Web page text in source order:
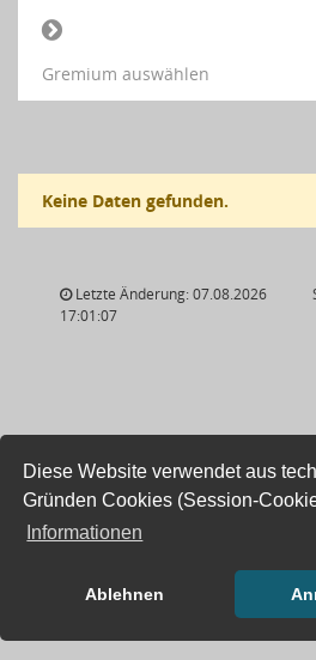
Diese Website verwendet aus
Gründen Cookies (Session-
Informationen
Ablehnen
Gremium auswählen
Keine Daten gefunden.
Letzte Änderung: 07.08.2026
17:01:07